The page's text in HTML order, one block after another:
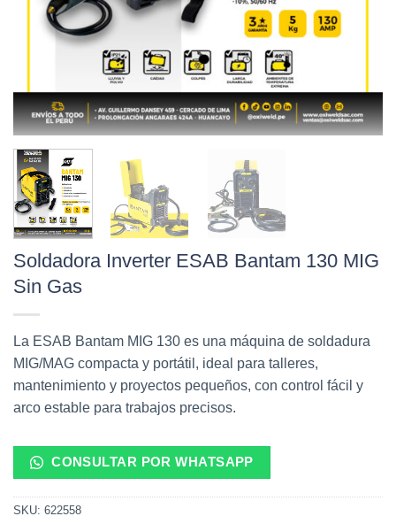
Soldadora Inverter ESAB Bantam 130 MIG
Sin Gas
La ESAB Bantam MIG 130 es una máquina de soldadura
MIG/MAG compacta y portátil, ideal para talleres,
mantenimiento y proyectos pequeños, con control fácil y
arco estable para trabajos precisos.
CONSULTAR POR WHATSAPP
SKU: 622558